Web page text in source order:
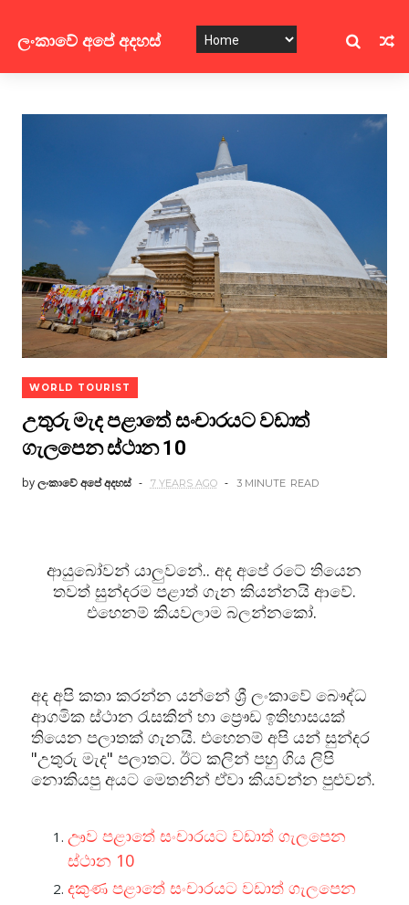
ලංකාවේ අපේ අදහස්
WORLD TOURIST
උතුරු මැද පළාතේ සංචාරයට වඩාත්
ගැලපෙන ස්ථාන 10
byලංකාවේ අපේ අදහස් 7 YEARS AGO 3 MINUTE READ
ආයුබෝවන් යාලුවනේ.. අද අපේ රටේ තියෙන
තවත් සුන්දරම පළාත් ගැන කියන්නයි ආවේ.
එහෙනම් කියවලාම බලන්නකෝ.
අද අපි කතා කරන්න යන්නේ ශ්‍රී ලංකාවේ බෞද්ධ
ආගමික ස්ථාන රැසකින් හා ප්‍රෞඩ ඉතිහාසයක්
තියෙන පලාතක් ගැනයි. එහෙනම් අපි යන් සුන්දර
"උතුරු මැද" පලාතට. ඊට කලින් පහු ගිය ලිපි
නොකියපු අයට මෙතනින් ඒවා කියවන්න පුළුවන්.
ඌව පළාතේ සංචාරයට වඩාත් ගැලපෙන
ස්ථාන 10
දකුණ පළාතේ සංචාරයට වඩාත් ගැලපෙන